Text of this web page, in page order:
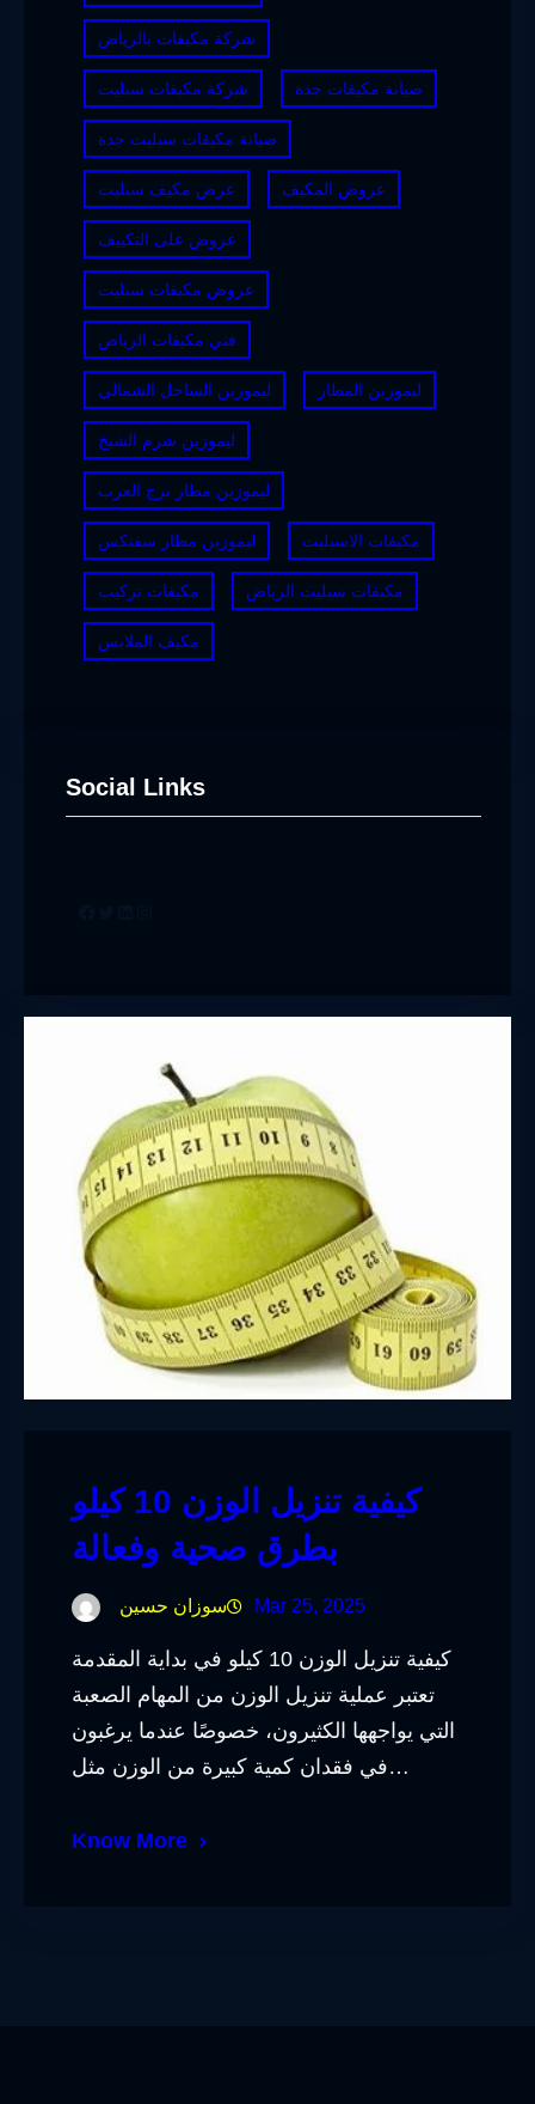
شركة مكيفات بالرياض
شركة مكيفات سبليت صيانة مكيفات جدة
صيانة مكيفات سبليت جدة
عرض مكيف سبليت عروض المكيف
عروض على التكييف
عروض مكيفات سبليت
فني مكيفات الرياض
ليموزين الساحل الشمالي ليموزين المطار
ليموزين شرم الشيخ
ليموزين مطار برج العرب
ليموزين مطار سفنكس مكيفات الاسبليت
مكيفات تركيب مكيفات سبليت الرياض
مكيف الملابس
Social Links
كيفية تنزيل الوزن 10 كيلو
بطرق صحية وفعالة
سوزان حسين Mar 25, 2025
كيفية تنزيل الوزن 10 كيلو في بداية المقدمة
تعتبر عملية تنزيل الوزن من المهام الصعبة
التي يواجهها الكثيرون، خصوصًا عندما يرغبون
في فقدان كمية كبيرة من الوزن مثل…
Know More